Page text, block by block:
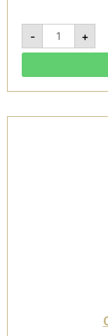
-
Sauvignon
2024
-
Südtirol
-
Bolzano
+